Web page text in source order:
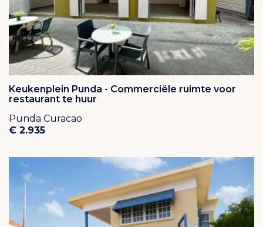
Keukenplein Punda - Commerciële ruimte voor
restaurant te huur
Punda Curacao
€ 2.935